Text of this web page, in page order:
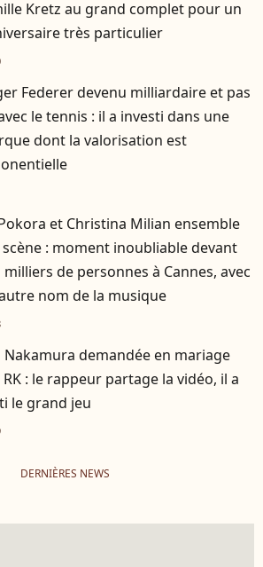
Kretz au grand complet pour un
très particulier
Federer devenu milliardaire et pas
le tennis : il a investi dans une
dont la valorisation est
et Christina Milian ensemble
: moment inoubliable devant
milliers de personnes à Cannes, avec
nom de la musique
Nakamura demandée en mariage
: le rappeur partage la vidéo, il a
le grand jeu
DERNIÈRES NEWS